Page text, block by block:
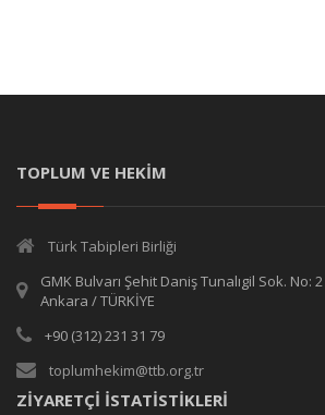
TOPLUM VE HEKİM
Türk Tabipleri Birliği
GMK Bulvarı Şehit Daniş Tunalıgil Sok. No:
Ankara / TÜRKİYE
+90 (312) 231 31 79
toplumhekim@ttb.org.tr
ZİYARETÇİ İSTATİSTİKLERİ